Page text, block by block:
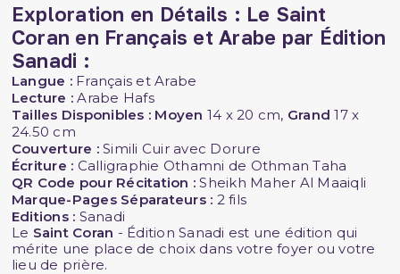
Exploration en Détails : Le Saint
Coran en Français et Arabe par Édition
Sanadi :
Langue :Français et Arabe
Lecture : Arabe Hafs
Tailles Disponibles : Moyen 14 x 20 cm, Grand17 x
24.50 cm
Couverture :Simili Cuir avec Dorure
Écriture : Calligraphie Othamni de Othman Taha
QR Code pour Récitation : Sheikh Maher Al Maaiqli
Marque-Pages Séparateurs : 2 fils
Editions : Sanadi
Le Saint Coran - Édition Sanadi est une édition qui
mérite une place de choix dans votre foyer ou votre
lieu de prière.